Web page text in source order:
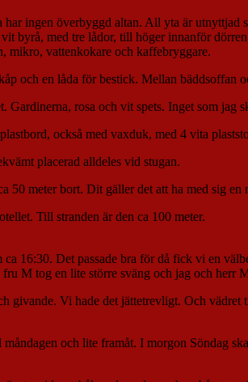
ingen överbyggd altan. All yta är
byrå, med tre lådor, till höger innanför
mikro, vattenkokare och kaffebryggare.
och en låda för bestick. Mellan bäddsoffan
rosa och vit spets. Inget som jag
också med vaxduk, med 4 vita
placerad alldeles vid stugan.
50 meter bort. Dit gäller det att ha med sig en
Till stranden är den ca 100 meter.
16:30. Det passade bra för då fick vi en
M tog en lite större sväng och jag och
givande. Vi hade det jättetrevligt. Och vädret
och lite framåt. I morgon Söndag